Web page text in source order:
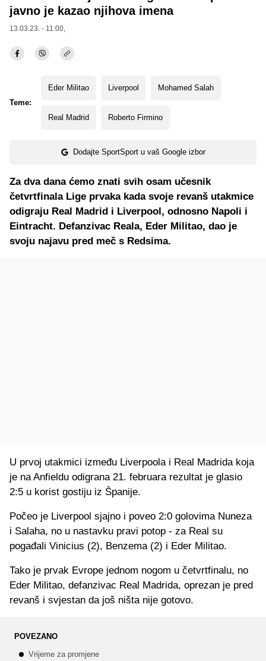
javno je kazao njihova imena
13.03.23. - 11:00,
Teme:
Eder Militao Liverpool Mohamed Salah
Real Madrid Roberto Firmino
Dodajte SportSport u vaš Google izbor
Za dva dana ćemo znati svih osam učesnik
četvrtfinala Lige prvaka kada svoje revanš utakmice
odigraju Real Madrid i Liverpool, odnosno Napoli i
Eintracht. Defanzivac Reala, Eder Militao, dao je
svoju najavu pred meč s Redsima.
U prvoj utakmici između Liverpoola i Real Madrida koja
je na Anfieldu odigrana 21. februara rezultat je glasio
2:5 u korist gostiju iz Španije.
Počeo je Liverpool sjajno i poveo 2:0 golovima Nuneza
i Salaha, no u nastavku pravi potop - za Real su
pogađali Vinicius (2), Benzema (2) i Eder Militao.
Tako je prvak Evrope jednom nogom u četvrtfinalu, no
Eder Militao, defanzivac Real Madrida, oprezan je pred
revanš i svjestan da još ništa nije gotovo.
POVEZANO
Vrijeme za promjene